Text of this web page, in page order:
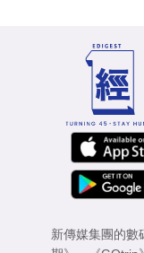
新傳媒集團的數